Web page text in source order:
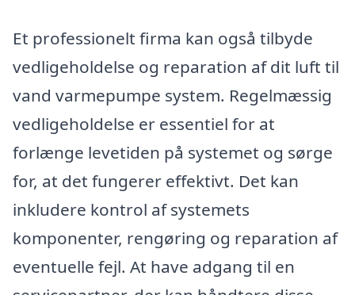
Et professionelt firma kan også tilbyde
vedligeholdelse og reparation af dit luft til
vand varmepumpe system. Regelmæssig
vedligeholdelse er essentiel for at
forlænge levetiden på systemet og sørge
for, at det fungerer effektivt. Det kan
inkludere kontrol af systemets
komponenter, rengøring og reparation af
eventuelle fejl. At have adgang til en